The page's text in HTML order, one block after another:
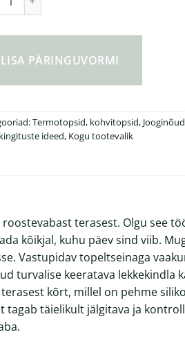
LISA PÄRINGUVORMI
Termotopsid, kohvitopsid,
ideed, Kogu tootevalik
terasest. Olgu see
kõikjal, kuhu päev sind viib.
Vastupidav topeltseinaga
turvalise keeratava lekkekindla
kõrt, millel on pehme
tagab täielikult jälgitava ja